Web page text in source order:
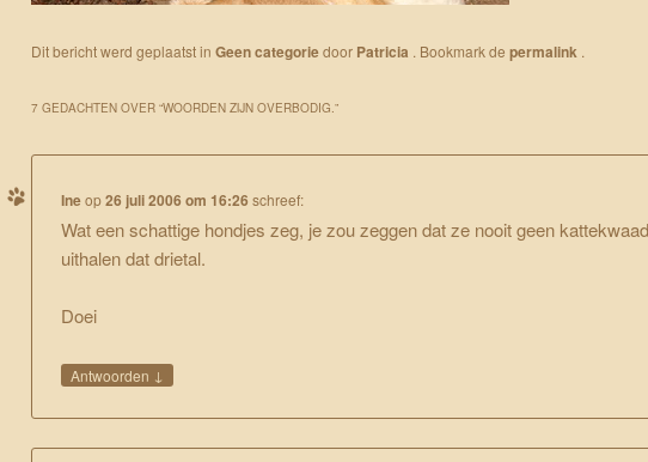
Dit bericht werd geplaatst in Geen categoriedoor Patricia . Bookmark de permalink .
7 GEDACHTEN OVER “WOORDEN ZIJN OVERBODIG. ”
Ineop26 juli 2006 om 16:26 schreef:
Wat een schattige hondjes zeg, je zou zeggen dat ze nooit geen
uithalen dat drietal.
Doei
Antwoorden ↓